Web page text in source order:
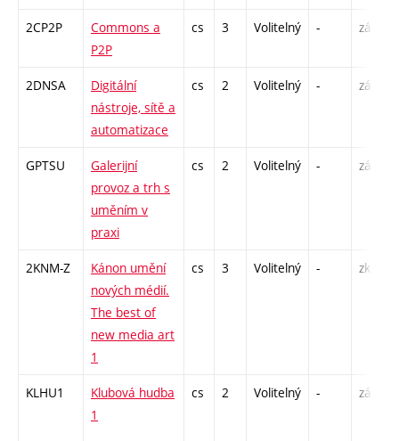
2CP2P
Commons a
P2P
cs 3 Volitelný - zá
2DNSA
Digitální
nástroje, sítě a
automatizace
cs 2 Volitelný - zá
GPTSU
Galerijní
provoz a trh s
uměním v
praxi
cs 2 Volitelný - zá
2KNM-Z
Kánon umění
nových médií.
The best of
new media art
1
cs 3 Volitelný - zk
KLHU1
Klubová hudba
1
cs 2 Volitelný - zá